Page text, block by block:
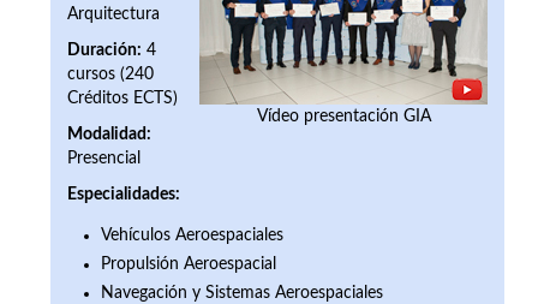
Vídeo presentación GIA
Arquitectura
Duración: 4
cursos (240
Créditos ECTS)
Modalidad:
Presencial
Especialidades:
Vehículos Aeroespaciales
Propulsión Aeroespacial
Navegación y Sistemas Aeroespaciales